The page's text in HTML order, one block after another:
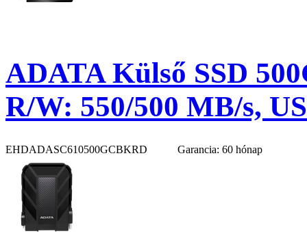
ADATA Külső SSD
R/W: 550/500 MB/s,
EHDADASC610500GCBKRD Garancia: 60 hónap